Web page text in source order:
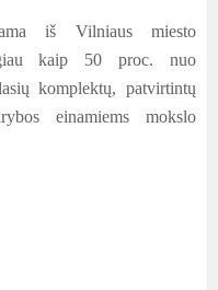
iš Vilniaus miesto
kaip 50 proc. nuo
komplektų, patvirtintų
einamiems mokslo